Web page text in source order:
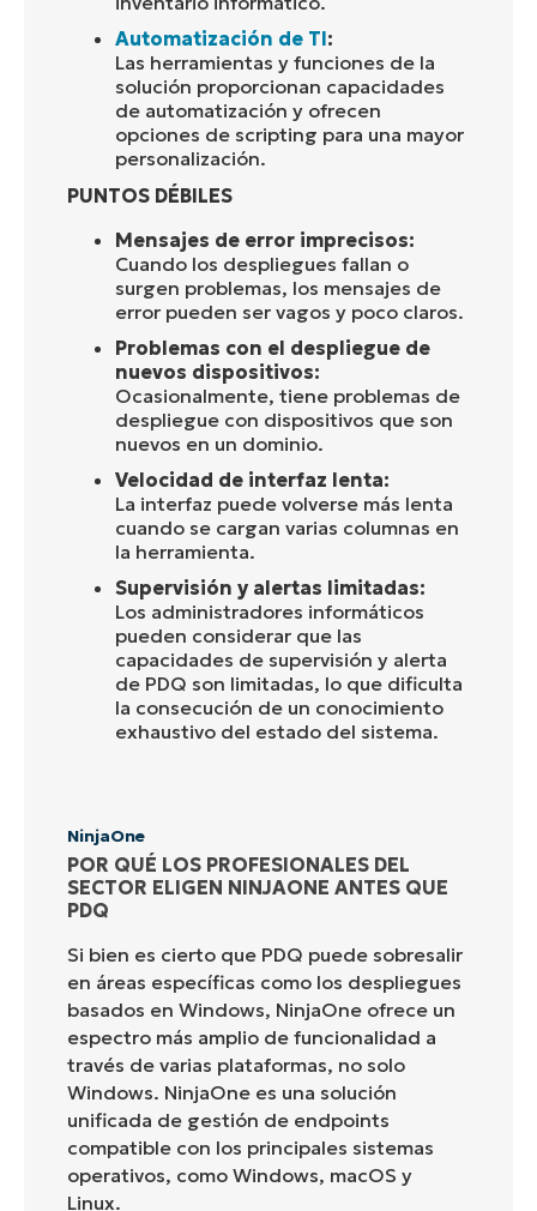
Automatización de TI:
Las herramientas y funciones de la
solución proporcionan capacidades
de automatización y ofrecen
opciones de scripting para una mayor
personalización.
PUNTOS DÉBILES
Mensajes de error imprecisos:
Cuando los despliegues fallan o
surgen problemas, los mensajes de
error pueden ser vagos y poco claros.
Problemas con el despliegue de
nuevos dispositivos:
Ocasionalmente, tiene problemas de
despliegue con dispositivos que son
nuevos en un dominio.
Velocidad de interfaz lenta:
La interfaz puede volverse más lenta
cuando se cargan varias columnas en
la herramienta.
Supervisión y alertas limitadas:
Los administradores informáticos
pueden considerar que las
capacidades de supervisión y alerta
de PDQ son limitadas, lo que dificulta
la consecución de un conocimiento
exhaustivo del estado del sistema.
NinjaOne
POR QUÉ LOS PROFESIONALES DEL
SECTOR ELIGEN NINJAONE ANTES QUE
PDQ
Si bien es cierto que PDQ puede sobresalir
en áreas específicas como los despliegues
basados en Windows, NinjaOne ofrece un
espectro más amplio de funcionalidad a
través de varias plataformas, no solo
Windows. NinjaOne es una solución
unificada de gestión de endpoints
compatible con los principales sistemas
operativos, como Windows, macOS y
Linux.